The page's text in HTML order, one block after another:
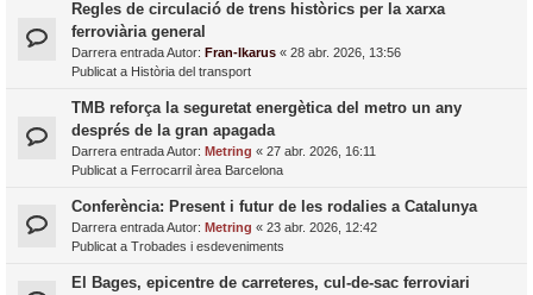
Regles de circulació de trens històrics per la xarxa
ferroviària general
Darrera entrada Autor: Fran-Ikarus « 28 abr. 2026, 13:56
Publicat a Història del transport
TMB reforça la seguretat energètica del metro un any
després de la gran apagada
Darrera entrada Autor: Metring « 27 abr. 2026, 16:11
Publicat a Ferrocarril àrea Barcelona
Conferència: Present i futur de les rodalies a Catalunya
Darrera entrada Autor: Metring « 23 abr. 2026, 12:42
Publicat a Trobades i esdeveniments
El Bages, epicentre de carreteres, cul-de-sac ferroviari